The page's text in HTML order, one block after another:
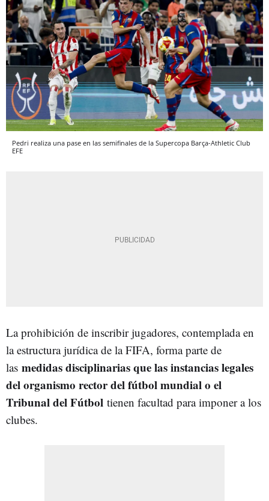
Pedri realiza una pase en las semifinales de la Supercopa Barça-Athletic Club
EFE
La prohibición de inscribir jugadores, contemplada en
la estructura jurídica de la FIFA, forma parte de
las medidas disciplinarias que las instancias legales
del organismo rector del fútbol mundial o el
Tribunal del Fútbol tienen facultad para imponer a los
clubes.